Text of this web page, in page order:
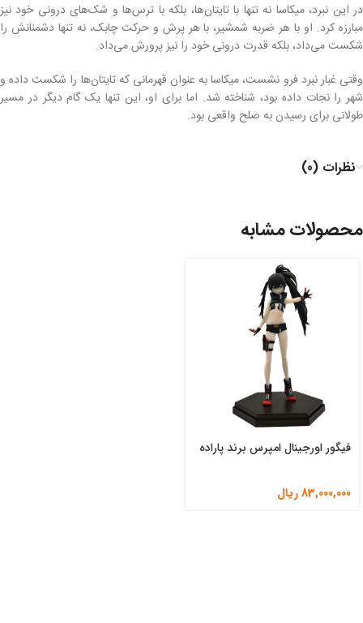
در این نبرد، میکاسا نه تنها با تایتان‌ها، بلکه با ترس‌ها و شک‌های درونی خود نیز
مبارزه کرد. او با هر ضربه شمشیر، با هر پرش و حرکت چابک، نه تنها دشمنانش را
شکست می‌داد، بلکه قدرت درونی خود را نیز پرورش می‌داد.
وقتی غبار نبرد فرو نشست، میکاسا به عنوان قهرمانی که تایتان‌ها را شکست داده و
شهر را نجات داده بود، شناخته شد. اما برای او، این تنها یک گام دیگر در مسیر
طولانی برای رسیدن به صلح واقعی بود.
نظرات (0)
محصولات مشابه
فیگور اورجینال امپرس برند پاراده
83,000,000ریال